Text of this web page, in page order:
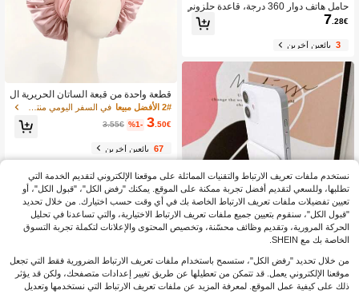
حامل هاتف دوار 360 درجة، قاعدة حلزوني
ة ثابتة جدًا لوضع الهاتف على السرير والم
كتب، حامل هاتف عام للاستخدام اليدين ال
حر
7.28€
3بائعين آخرين
قطعة واحدة من قبعة الساتان الحريرية ال
فاخرة مع حزام قابل للتعديل، ناعمة ومري
حة للاستخدام المنزلي والارتداء اليومي وا
لنوم، مثالية للشعر الطويل أو المجعد أو ال
الليل، إكسسوار حماية الشعر للجنسين
2# الأفضل مبيعا
3.50€
%1-
3.55€
67بائعين آخرين
نستخدم ملفات تعريف الارتباط والتقنيات المماثلة على موقعنا الإلكتروني لتقديم الخدمة التي
تطلبها، وللسعي لتقديم أفضل تجربة ممكنة على الموقع. يمكنك "رفض الكل"، "قبول الكل"، أو
تعيين تفضيلات ملفات تعريف الارتباط الخاصة بك في أي وقت حسب اختيارك. من خلال تحديد
"قبول الكل"، سنقوم بتعيين جميع ملفات تعريف الارتباط الاختيارية، والتي تساعدنا في تحليل
الحركة المرورية، وتقديم وظائف محسّنة، وتخصيص المحتوى والإعلانات لتكملة تجربة التسوق
الخاصة بك مع SHEIN.
من خلال تحديد "رفض الكل"، ستسمح باستخدام ملفات تعريف الارتباط الضرورية فقط التي تجعل
موقعنا الإلكتروني يعمل. قد تتمكن من تعطيلها عن طريق تغيير إعدادات متصفحك، ولكن قد يؤثر
ذلك على كيفية عمل الموقع. لمعرفة المزيد عن ملفات تعريف الارتباط التي نستخدمها وتعديل